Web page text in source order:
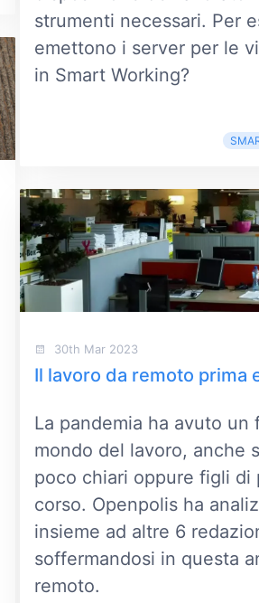
strumenti necessari. Per
emettono i server per le
in Smart Working?
30th Mar 2023
Il lavoro da remoto prima
La pandemia ha avuto
mondo del lavoro, anche
poco chiari oppure figli di
corso. Openpolis ha
insieme ad altre 6
soffermandosi in questa
remoto.